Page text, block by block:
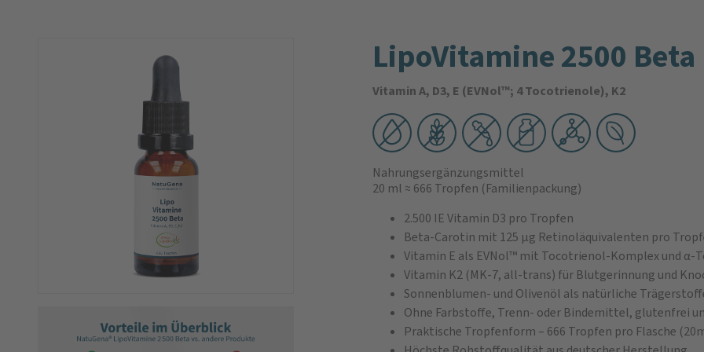
LipoVitamine 2500 Beta
Vitamin A, D3, E (EVNol™; 4 Tocotrienole), K2
Nahrungsergänzungsmittel
20 ml ≈ 666 Tropfen (Familienpackung)
2.500 IE Vitamin D3 pro Tropfen
Beta-Carotin mit 125 μg Retinoläquivalenten pro
Vitamin E als EVNol™ mit Tocotrienol-Komplex und α-
Vitamin K2 (MK-7, all-trans) für Blutgerinnung und
Sonnenblumen- und Olivenöl als natürliche
Ohne Farbstoffe, Trenn- oder Bindemittel, glutenfrei
Praktische Tropfenform – 666 Tropfen pro Flasche